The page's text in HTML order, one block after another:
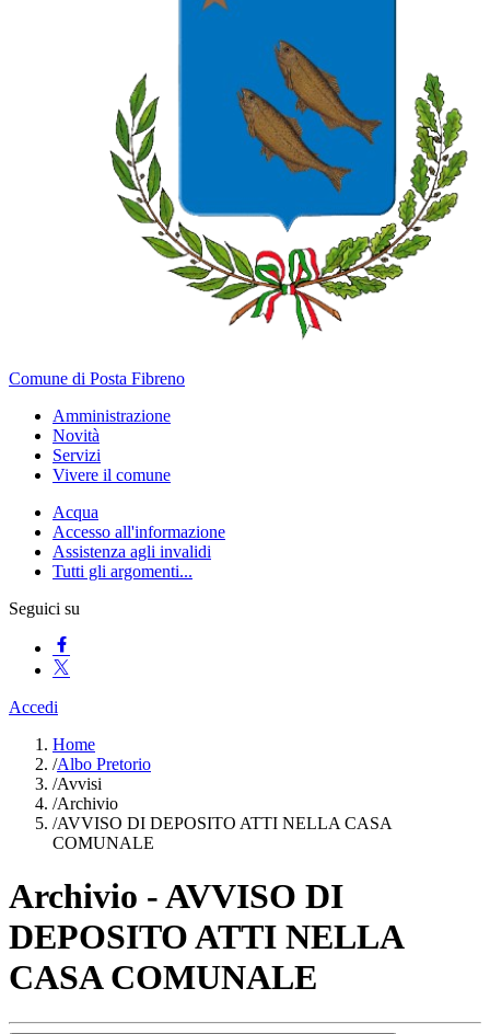
Comune di Posta Fibreno
Amministrazione
Novità
Servizi
Vivere il comune
Acqua
Accesso all'informazione
Assistenza agli invalidi
Tutti gli argomenti...
Seguici su
Accedi
Home
/Albo Pretorio
/Avvisi
/Archivio
/AVVISO DI DEPOSITO ATTI NELLA CASA
COMUNALE
Archivio - AVVISO DI
DEPOSITO ATTI NELLA
CASA COMUNALE